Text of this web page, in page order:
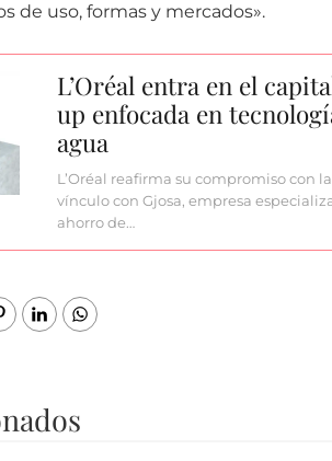
de uso, formas y mercados».
L’Oréal entra en el
up enfocada en
agua
L’Oréal reafirma su compromiso con
vínculo con Gjosa, empresa
ahorro de…